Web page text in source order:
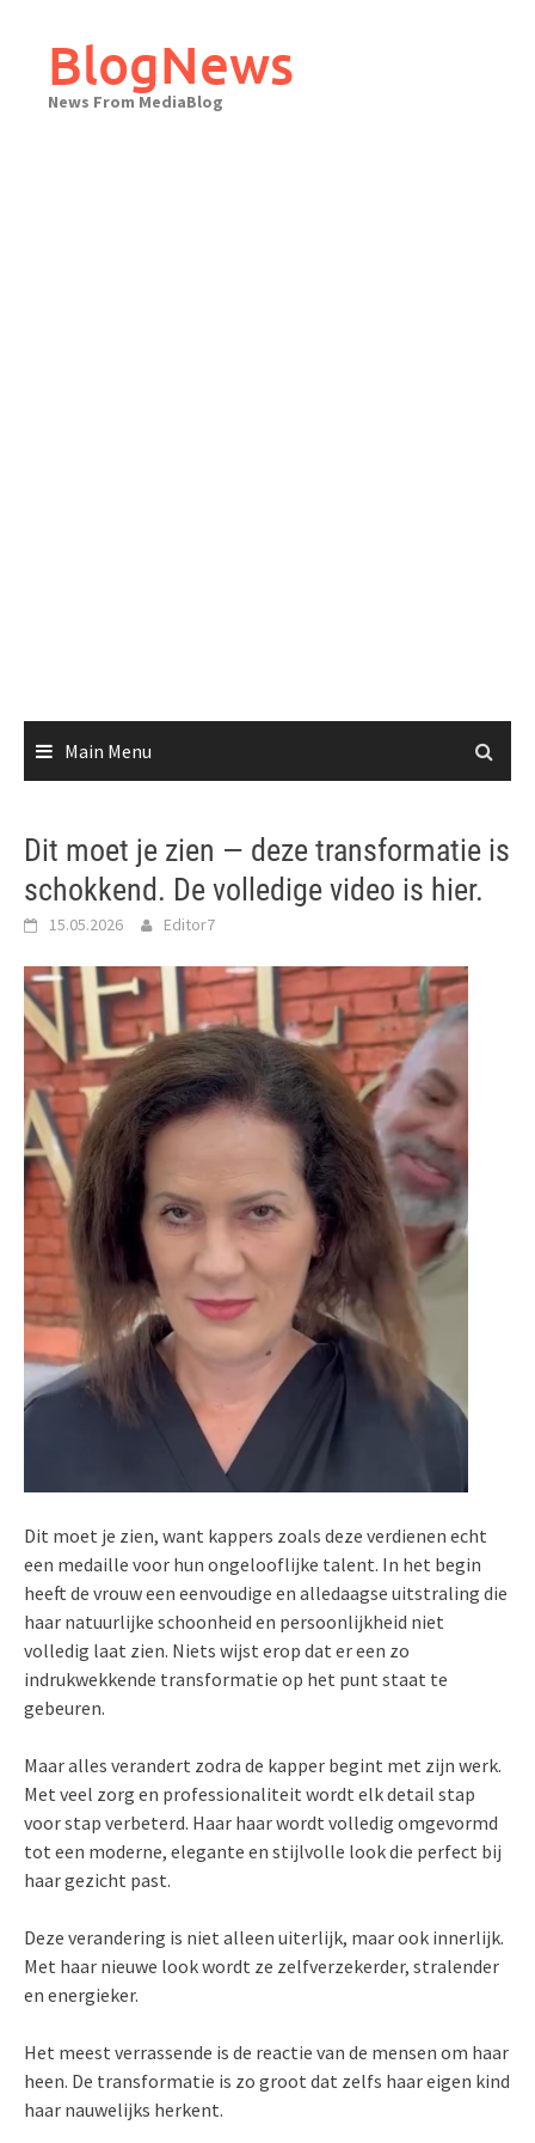
contentBlogNews
News From MediaBlog
Main Menu
Dit moet je zien — deze transformatie is
schokkend. De volledige video is hier.
15.05.2026 Editor7
Dit moet je zien, want kappers zoals deze verdienen echt
een medaille voor hun ongelooflijke talent. In het begin
heeft de vrouw een eenvoudige en alledaagse uitstraling die
haar natuurlijke schoonheid en persoonlijkheid niet
volledig laat zien. Niets wijst erop dat er een zo
indrukwekkende transformatie op het punt staat te
gebeuren.
Maar alles verandert zodra de kapper begint met zijn werk.
Met veel zorg en professionaliteit wordt elk detail stap
voor stap verbeterd. Haar haar wordt volledig omgevormd
tot een moderne, elegante en stijlvolle look die perfect bij
haar gezicht past.
Deze verandering is niet alleen uiterlijk, maar ook innerlijk.
Met haar nieuwe look wordt ze zelfverzekerder, stralender
en energieker.
Het meest verrassende is de reactie van de mensen om haar
heen. De transformatie is zo groot dat zelfs haar eigen kind
haar nauwelijks herkent.